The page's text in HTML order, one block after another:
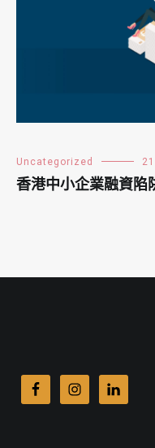
Uncategorized
香港中小企業融資陷